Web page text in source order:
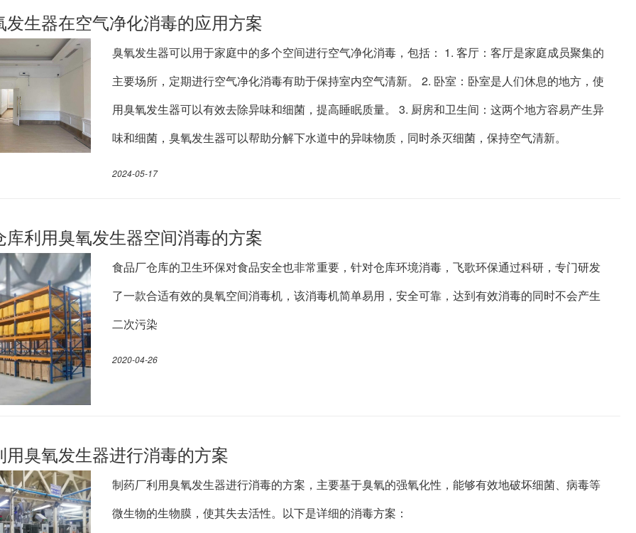
发生器在空气净化消毒的应用方案
臭氧发生器可以用于家庭中的多个空间进行空气净化消毒，包括： 1. 客厅：客厅是家庭成员聚集的
主要场所，定期进行空气净化消毒有助于保持室内空气清新。 2. 卧室：卧室是人们休息的地方，使
用臭氧发生器可以有效去除异味和细菌，提高睡眠质量。 3. 厨房和卫生间：这两个地方容易产生异
味和细菌，臭氧发生器可以帮助分解下水道中的异味物质，同时杀灭细菌，保持空气清新。
2024-05-17
库利用臭氧发生器空间消毒的方案
食品厂仓库的卫生环保对食品安全也非常重要，针对仓库环境消毒，飞歌环保通过科研，专门研发
了一款合适有效的臭氧空间消毒机，该消毒机简单易用，安全可靠，达到有效消毒的同时不会产生
二次污染
2020-04-26
用臭氧发生器进行消毒的方案
制药厂利用臭氧发生器进行消毒的方案，主要基于臭氧的强氧化性，能够有效地破坏细菌、病毒等
微生物的生物膜，使其失去活性。以下是详细的消毒方案：